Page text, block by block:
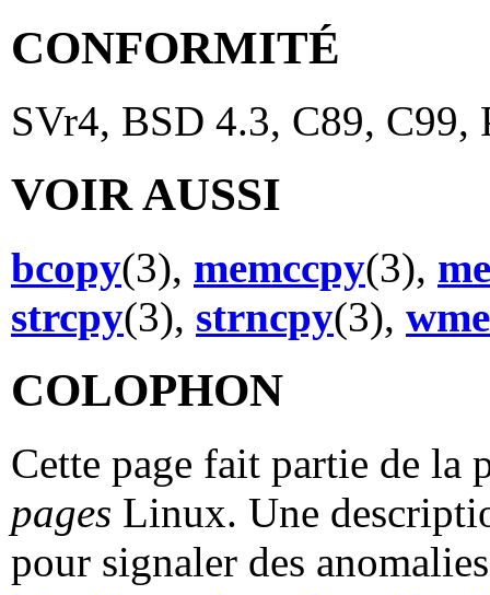
CONFORMITÉ
SVr4, BSD 4.3, C89,
VOIR AUSSI
bcopy(3), memccpy(3),
strcpy(3), strncpy(3),
COLOPHON
Cette page fait partie de
pages Linux. Une
pour signaler des